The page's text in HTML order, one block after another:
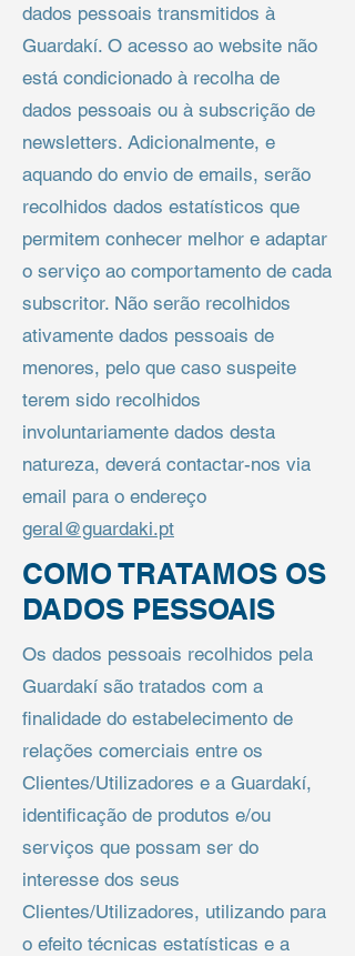
dados pessoais transmitidos à
Guardakí. O acesso ao website não
está condicionado à recolha de
dados pessoais ou à subscrição de
newsletters. Adicionalmente, e
aquando do envio de emails, serão
recolhidos dados estatísticos que
permitem conhecer melhor e adaptar
o serviço ao comportamento de cada
subscritor. Não serão recolhidos
ativamente dados pessoais de
menores, pelo que caso suspeite
terem sido recolhidos
involuntariamente dados desta
natureza, deverá contactar-nos via
email para o endereço
geral@guardaki.pt
COMO TRATAMOS OS
DADOS PESSOAIS
Os dados pessoais recolhidos pela
Guardakí são tratados com a
finalidade do estabelecimento de
relações comerciais entre os
Clientes/Utilizadores e a Guardakí,
identificação de produtos e/ou
serviços que possam ser do
interesse dos seus
Clientes/Utilizadores, utilizando para
o efeito técnicas estatísticas e a